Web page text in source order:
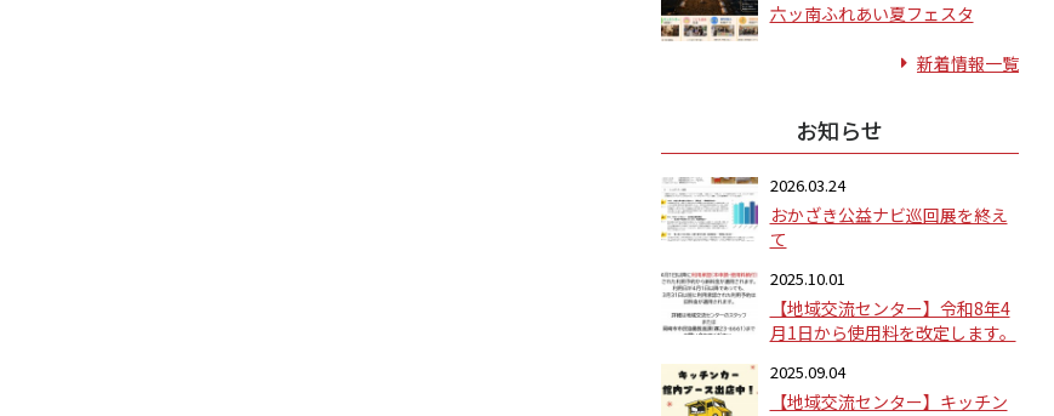
六ッ南ふれあい夏フェスタ
新着情報一覧
お知らせ
2026.03.24
おかざき公益ナビ巡回展を終え
て
2025.10.01
【地域交流センター】令和8年4
月1日から使用料を改定します。
2025.09.04
【地域交流センター】キッチン